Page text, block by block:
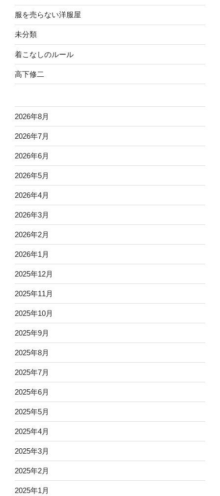
服を売らない洋服屋
未分類
着こなしのルール
高下修二
2026年8月
2026年7月
2026年6月
2026年5月
2026年4月
2026年3月
2026年2月
2026年1月
2025年12月
2025年11月
2025年10月
2025年9月
2025年8月
2025年7月
2025年6月
2025年5月
2025年4月
2025年3月
2025年2月
2025年1月